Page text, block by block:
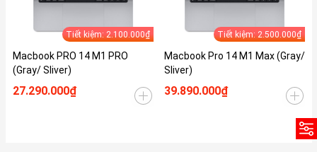
Tiết kiệm: 2.100.000₫
Macbook PRO 14 M1 PRO
(Gray/ Sliver)
27.290.000₫
Tiết kiệm: 2.500.000₫
Macbook Pro 14 M1 Max (Gray/
Sliver)
39.890.000₫